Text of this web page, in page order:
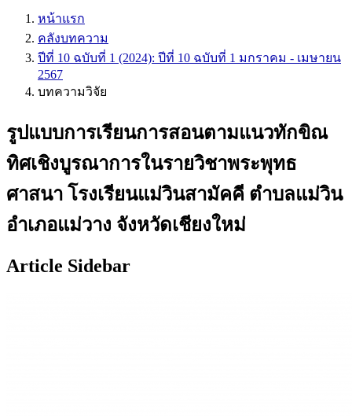
หน้าแรก
คลังบทความ
ปีที่ 10 ฉบับที่ 1 (2024): ปีที่ 10 ฉบับที่ 1 มกราคม - เมษายน
2567
บทความวิจัย
รูปแบบการเรียนการสอนตามแนวทักขิณ
ทิศเชิงบูรณาการในรายวิชาพระพุทธ
ศาสนา โรงเรียนแม่วินสามัคคี ตำบลแม่วิน
อำเภอแม่วาง จังหวัดเชียงใหม่
Article Sidebar